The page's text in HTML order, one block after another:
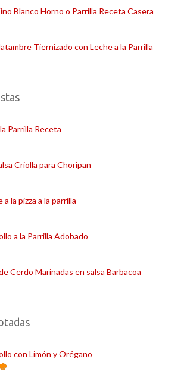
Blanco Horno o Parrilla Receta Casera
Tiernizado con Leche a la Parrilla
Parrilla Receta
Criolla para Choripan
la pizza a la parrilla
a la Parrilla Adobado
Cerdo Marinadas en salsa Barbacoa
con Limón y Orégano